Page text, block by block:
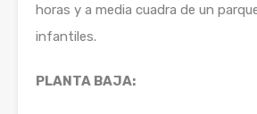
horas y a media cuadra de un
infantiles.
PLANTA BAJA: